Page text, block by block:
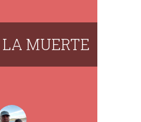
MUERTE